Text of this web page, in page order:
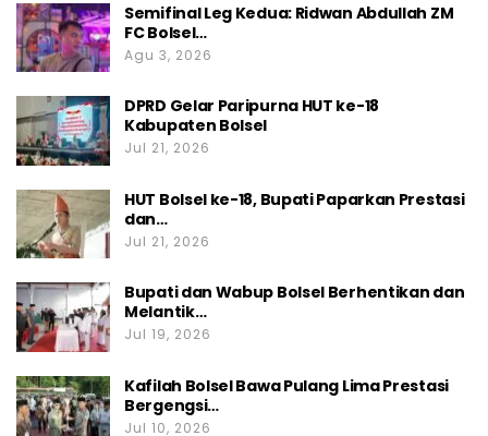
Semifinal Leg Kedua: Ridwan Abdullah ZM
FC Bolsel…
Agu 3, 2026
DPRD Gelar Paripurna HUT ke-18
Kabupaten Bolsel
Jul 21, 2026
HUT Bolsel ke-18, Bupati Paparkan Prestasi
dan…
Jul 21, 2026
Bupati dan Wabup Bolsel Berhentikan dan
Melantik…
Jul 19, 2026
Kafilah Bolsel Bawa Pulang Lima Prestasi
Bergengsi…
Jul 10, 2026